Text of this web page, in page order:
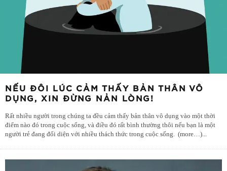
NẾU ĐÔI LÚC CẢM THẤY BẢN THÂN VÔ
DỤNG, XIN ĐỪNG NẢN LÒNG!
Rất nhiều người trong chúng ta đều cảm thấy bản thân vô dụng vào một thời
điểm nào đó trong cuộc sống, và điều đó rất bình thường thôi nếu bạn là một
người trẻ đang đối diện với nhiều thách thức trong cuộc sống. (more…)...